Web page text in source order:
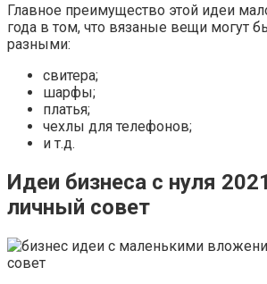
Главное преимущество этой идеи
года в том, что вязаные вещи могут
разными:
свитера;
шарфы;
платья;
чехлы для телефонов;
и т.д.
Идеи бизнеса с нуля
личный совет